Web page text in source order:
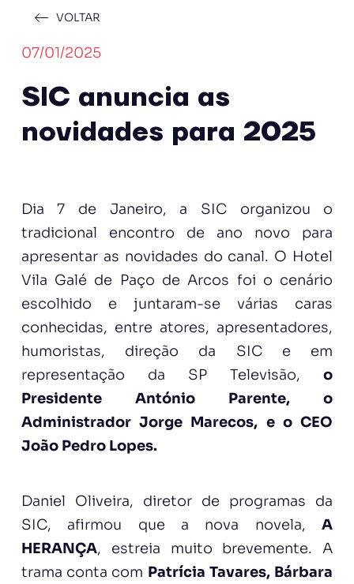
VOLTAR
07/01/2025
SIC anuncia as
novidades para 2025
Dia 7 de Janeiro, a SIC organizou o
tradicional encontro de ano novo para
apresentar as novidades do canal. O Hotel
Vila Galé de Paço de Arcos foi o cenário
escolhido e juntaram-se várias caras
conhecidas, entre atores, apresentadores,
humoristas, direção da SIC e em
representação da SP Televisão,o
Presidente António Parente, o
Administrador Jorge Marecos, e o CEO
João Pedro Lopes.
Daniel Oliveira, diretor de programas da
SIC, afirmou que a nova novela,A
HERANÇA, estreia muito brevemente. A
trama conta com Patrícia Tavares, Bárbara